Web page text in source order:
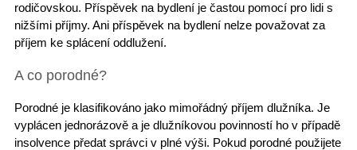
rodičovskou. Příspěvek na bydlení je častou pomocí pro lidi s
nižšími příjmy. Ani příspěvek na bydlení nelze považovat za
příjem ke splácení oddlužení.
A co porodné?
Porodné je klasifikováno jako mimořádný příjem dlužníka. Je
vyplácen jednorázově a je dlužníkovou povinností ho v případě
insolvence předat správci v plné výši. Pokud porodné použijete